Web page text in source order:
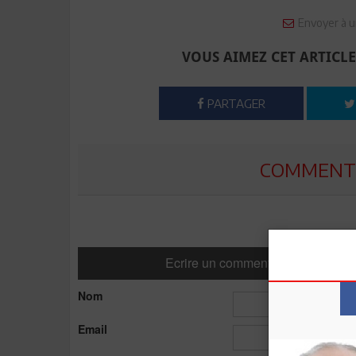
Envoyer à
VOUS AIMEZ CET
PARTAGER
Ecrire un commentaire
Nom
Email